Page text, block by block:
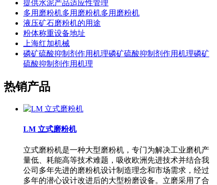
提供水泥产品适应性管理
多用磨粉机多用磨粉机多用磨粉机
液压矿石磨粉机的用途
粉体称重设备地址
上海红加机械
磷矿硫酸抑制剂作用机理磷矿硫酸抑制剂作用机理磷矿
硫酸抑制剂作用机理
热销产品
LM 立式磨粉机
立式磨粉机是一种大型磨粉机，专门为解决工业磨机产
量低、耗能高等技术难题，吸收欧洲先进技术并结合我
公司多年先进的磨粉机设计制造理念和市场需求，经过
多年的潜心设计改进后的大型粉磨设备。立磨采用了合